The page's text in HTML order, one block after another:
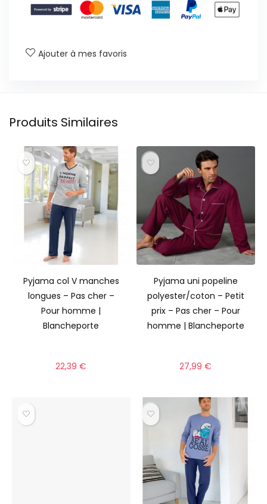
Ajouter à mes favoris
Produits Similaires
Pyjama col V manches
longues – Pas cher –
Pour homme |
Blancheporte
22,39€
Pyjama uni popeline
polyester/coton – Petit
prix – Pas cher – Pour
homme | Blancheporte
27,99€